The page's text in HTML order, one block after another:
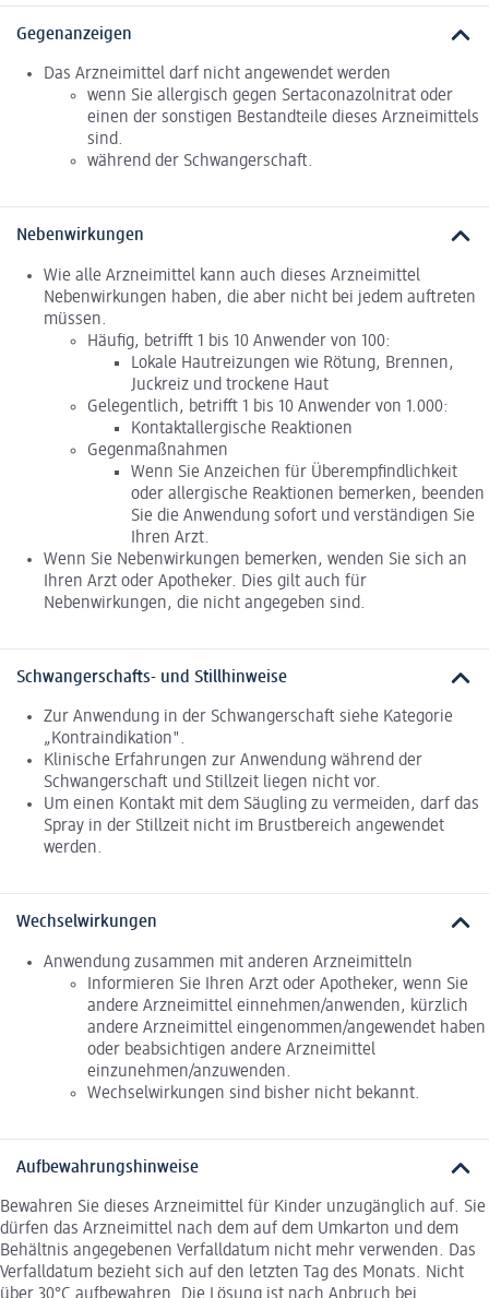
Gegenanzeigen
Das Arzneimittel darf nicht angewendet werden
wenn Sie allergisch gegen Sertaconazolnitrat oder
einen der sonstigen Bestandteile dieses Arzneimittels
sind.
während der Schwangerschaft.
Nebenwirkungen
Wie alle Arzneimittel kann auch dieses Arzneimittel
Nebenwirkungen haben, die aber nicht bei jedem auftreten
müssen.
Häufig, betrifft 1 bis 10 Anwender von 100:
Lokale Hautreizungen wie Rötung, Brennen,
Juckreiz und trockene Haut
Gelegentlich, betrifft 1 bis 10 Anwender von 1.000:
Kontaktallergische Reaktionen
Gegenmaßnahmen
Wenn Sie Anzeichen für Überempfindlichkeit
oder allergische Reaktionen bemerken, beenden
Sie die Anwendung sofort und verständigen Sie
Ihren Arzt.
Wenn Sie Nebenwirkungen bemerken, wenden Sie sich an
Ihren Arzt oder Apotheker. Dies gilt auch für
Nebenwirkungen, die nicht angegeben sind.
Schwangerschafts- und Stillhinweise
Zur Anwendung in der Schwangerschaft siehe Kategorie
„Kontraindikation".
Klinische Erfahrungen zur Anwendung während der
Schwangerschaft und Stillzeit liegen nicht vor.
Um einen Kontakt mit dem Säugling zu vermeiden, darf das
Spray in der Stillzeit nicht im Brustbereich angewendet
werden.
Wechselwirkungen
Anwendung zusammen mit anderen Arzneimitteln
Informieren Sie Ihren Arzt oder Apotheker, wenn Sie
andere Arzneimittel einnehmen/anwenden, kürzlich
andere Arzneimittel eingenommen/angewendet haben
oder beabsichtigen andere Arzneimittel
einzunehmen/anzuwenden.
Wechselwirkungen sind bisher nicht bekannt.
Aufbewahrungshinweise
Bewahren Sie dieses Arzneimittel für Kinder unzugänglich auf. Sie
dürfen das Arzneimittel nach dem auf dem Umkarton und dem
Behältnis angegebenen Verfalldatum nicht mehr verwenden. Das
Verfalldatum bezieht sich auf den letzten Tag des Monats. Nicht